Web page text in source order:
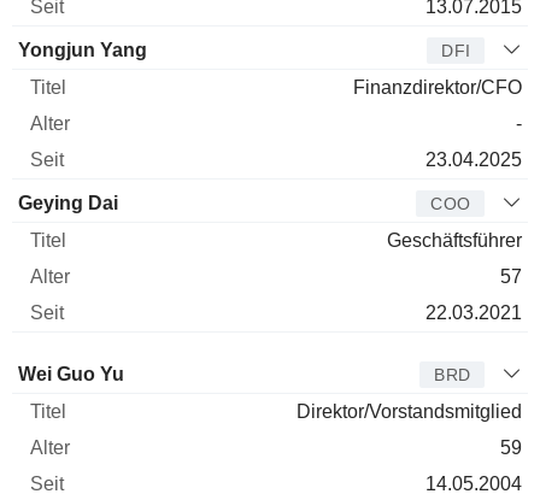
13.07.2015
Yongjun Yang DFI
Finanzdirektor/CFO
-
23.04.2025
Geying Dai COO
Geschäftsführer
57
22.03.2021
Verwaltungsratsmitglied
Wei Guo Yu BRD
Direktor/Vorstandsmitglied
59
14.05.2004